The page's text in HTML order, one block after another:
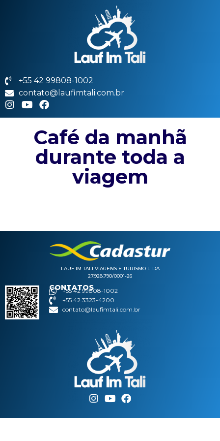
+55 42 99808-1002
contato@laufimtali.com.br
Café da manhã
durante toda a
viagem
LAUF IM TALI VIAGENS E TURISMO LTDA
27.928.790/0001-26
CONTATOS
+55 42 99808-1002
+55 42 3323-4200
contato@laufimtali.com.br